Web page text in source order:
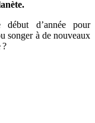
d’année pour
songer à de nouveaux
?